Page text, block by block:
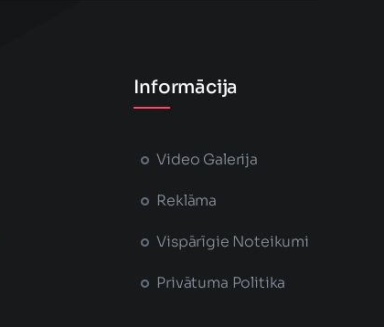
Informācija
Video Galerija
Reklāma
Vispārīgie Noteikumi
Privātuma Politika